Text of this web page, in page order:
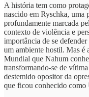
A história tem como
nascido em Ryschka, uma
profundamente marcada
contexto de violência e
importância de se
um ambiente hostil. Mas é
Mundial que Nahum
transformando-se de
destemido opositor da
que ficou conhecido como